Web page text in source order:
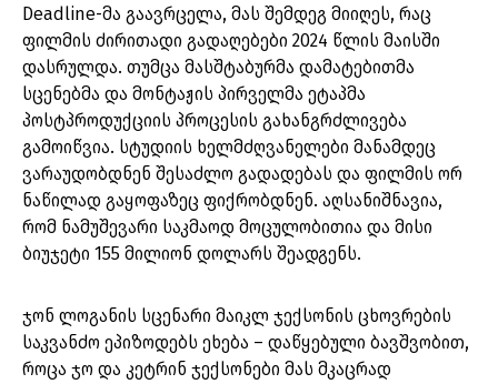
Deadline-მა გაავრცელა, მას შემდეგ მიიღეს, რაც
ფილმის ძირითადი გადაღებები 2024 წლის მაისში
დასრულდა. თუმცა მასშტაბურმა დამატებითმა
სცენებმა და მონტაჟის პირველმა ეტაპმა
პოსტპროდუქციის პროცესის გახანგრძლივება
გამოიწვია. სტუდიის ხელმძღვანელები მანამდეც
ვარაუდობდნენ შესაძლო გადადებას და ფილმის ორ
ნაწილად გაყოფაზეც ფიქრობდნენ. აღსანიშნავია,
რომ ნამუშევარი საკმაოდ მოცულობითია და მისი
ბიუჯეტი 155 მილიონ დოლარს შეადგენს.
ჯონ ლოგანის სცენარი მაიკლ ჯექსონის ცხოვრების
საკვანძო ეპიზოდებს ეხება – დაწყებული ბავშვობით,
როცა ჯო და კეტრინ ჯექსონები მას მკაცრად